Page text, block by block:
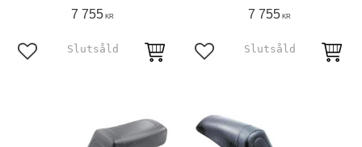
Slim
7 755 KR
Lägg till i favoriter
Slim
7 755 KR
Lägg till i favoriter